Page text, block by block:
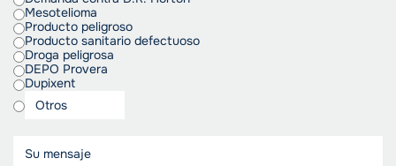
Mesotelioma
Producto peligroso
Producto sanitario defectuoso
Droga peligrosa
DEPO Provera
Dupixent